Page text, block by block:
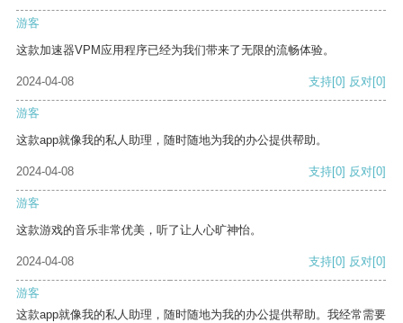
游客
这款加速器VPM应用程序已经为我们带来了无限的流畅体验。
2024-04-08 支持[0] 反对[0]
游客
这款app就像我的私人助理，随时随地为我的办公提供帮助。
2024-04-08 支持[0] 反对[0]
游客
这款游戏的音乐非常优美，听了让人心旷神怡。
2024-04-08 支持[0] 反对[0]
游客
这款app就像我的私人助理，随时随地为我的办公提供帮助。我经常需要